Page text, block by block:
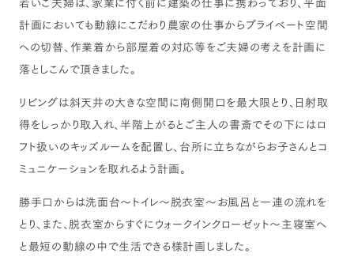
計画においても動線にこだわり農家の仕事からプライベート空間
への切替、作業着から部屋着の対応等をご夫婦の考えを計画に
落としこんで頂きました。
リビングは斜天井の大きな空間に南側開口を最大限とり、日射取
得をしっかり取入れ、半階上がるとご主人の書斎でその下にはロ
フト扱いのキッズルームを配置し、台所に立ちながらお子さんとコ
ミュニケーションを取れるよう計画。
勝手口からは洗面台～トイレ～脱衣室～お風呂と一連の流れを
とり、また、脱衣室からすぐにウォークインクローゼット～主寝室へ
と最短の動線の中で生活できる様計画しました。